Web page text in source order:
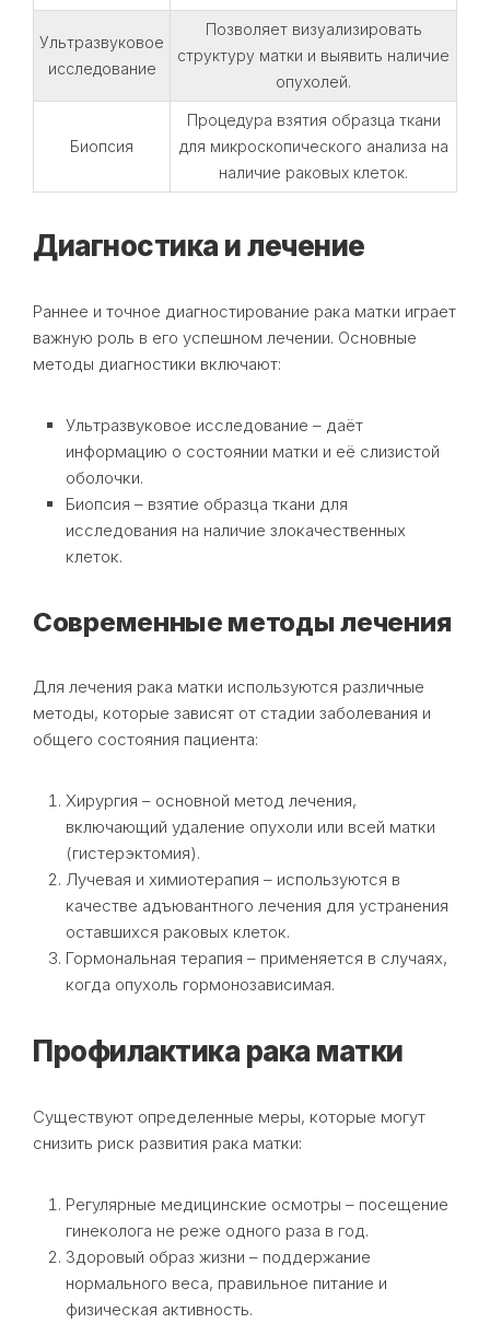
Ультразвуковое
исследование
Позволяет визуализировать
структуру матки и выявить наличие
опухолей.
Биопсия
Процедура взятия образца ткани
для микроскопического анализа на
наличие раковых клеток.
Диагностика и лечение
Раннее и точное диагностирование рака матки играет
важную роль в его успешном лечении. Основные
методы диагностики включают:
Ультразвуковое исследование – даёт
информацию о состоянии матки и её слизистой
оболочки.
Биопсия – взятие образца ткани для
исследования на наличие злокачественных
клеток.
Современные методы лечения
Для лечения рака матки используются различные
методы, которые зависят от стадии заболевания и
общего состояния пациента:
Хирургия – основной метод лечения,
включающий удаление опухоли или всей матки
(гистерэктомия).
Лучевая и химиотерапия – используются в
качестве адъювантного лечения для устранения
оставшихся раковых клеток.
Гормональная терапия – применяется в случаях,
когда опухоль гормонозависимая.
Профилактика рака матки
Существуют определенные меры, которые могут
снизить риск развития рака матки:
Регулярные медицинские осмотры – посещение
гинеколога не реже одного раза в год.
Здоровый образ жизни – поддержание
нормального веса, правильное питание и
физическая активность.